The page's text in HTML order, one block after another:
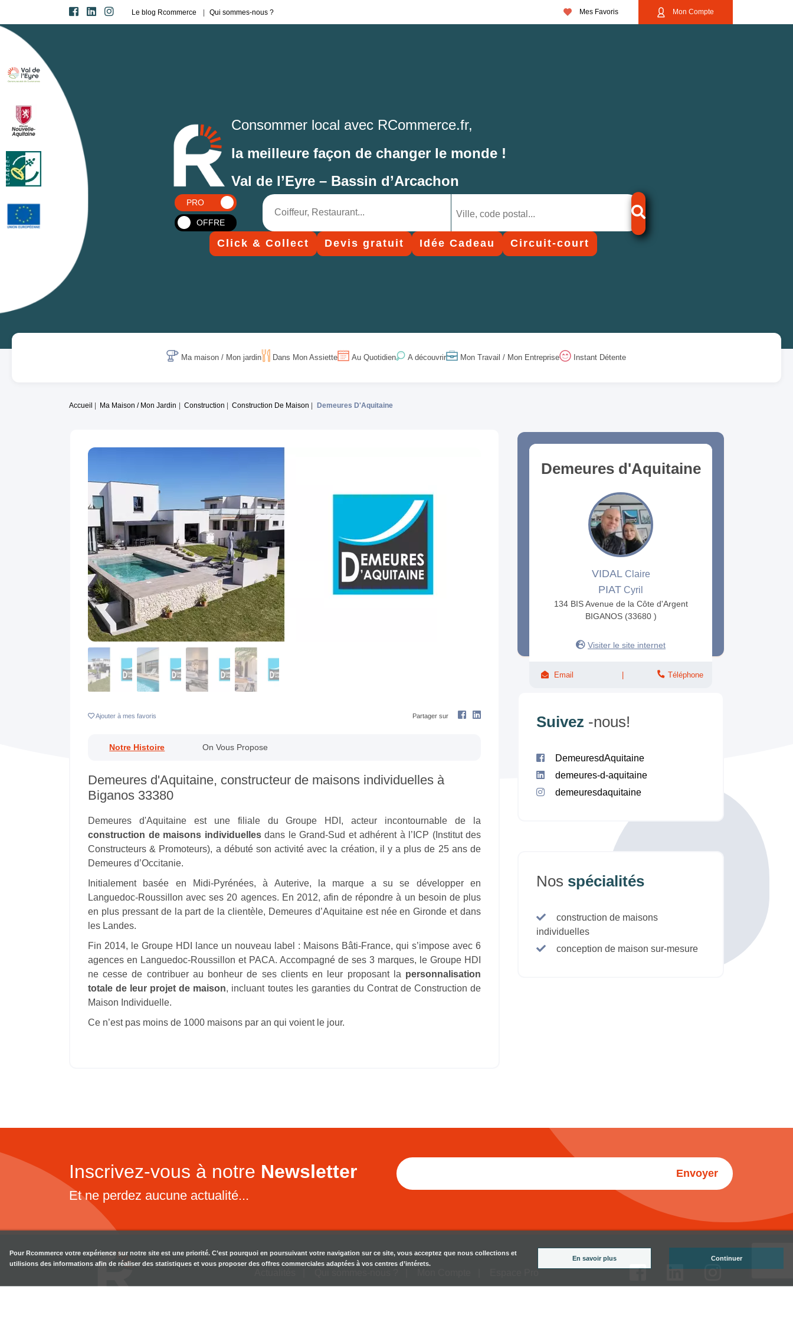
Le blog Rcommerce Qui sommes-nous ? Mes Favoris Mon Compte
Consommer local avec RCommerce.fr,
la meilleure façon de changer le monde !
Val de l’Eyre – Bassin d’Arcachon
PRO
OFFRE
Click & Collect Devis gratuit Idée Cadeau Circuit-court
Ma maison / Mon jardin Dans Mon Assiette Au Quotidien A découvrir Mon Travail / Mon Entreprise Instant Détente
Accueil Ma Maison / Mon Jardin Construction Construction De Maison Demeures D'Aquitaine
Previous
Ajouter à mes favoris Partager sur
Notre Histoire On Vous Propose
Demeures d'Aquitaine, constructeur de maisons individuelles à
Biganos 33380
Demeures d'Aquitaine est une filiale du Groupe HDI, acteur incontournable de la
construction de maisons individuellesdans le Grand-Sud et adhérent à l’ICP (Institut des
Constructeurs & Promoteurs), a débuté son activité avec la création, il y a plus de 25 ans de
Demeures d’Occitanie.
Initialement basée en Midi-Pyrénées, à Auterive, la marque a su se développer en
Languedoc-Roussillon avec ses 20 agences. En 2012, afin de répondre à un besoin de plus
en plus pressant de la part de la clientèle, Demeures d’Aquitaine est née en Gironde et dans
les Landes.
Fin 2014, le Groupe HDI lance un nouveau label : Maisons Bâti-France, qui s’impose avec 6
agences en Languedoc-Roussillon et PACA. Accompagné de ses 3 marques, le Groupe HDI
ne cesse de contribuer au bonheur de ses clients en leur proposant la personnalisation
totale de leur projet de maison, incluant toutes les garanties du Contrat de Construction de
Maison Individuelle.
Ce n’est pas moins de 1000 maisons par an qui voient le jour.
Demeures d'Aquitaine
VIDAL Claire
PIAT Cyril
134 BIS Avenue de la Côte d'Argent
BIGANOS (33680 )
Visiter le site internet
Email Téléphone
Suivez -nous!
DemeuresdAquitaine
demeures-d-aquitaine
demeuresdaquitaine
Nos spécialités
construction de maisons
individuelles
conception de maison sur-mesure
Inscrivez-vous à notre Newsletter
Et ne perdez aucune actualité...
Envoyer
Pour Rcommerce votre expérience sur notre site est une priorité. C’est pourquoi en poursuivant votre navigation sur ce site, vous acceptez que nous collections et
utilisions des informations afin de réaliser des statistiques et vous proposer des offres commerciales adaptées à vos centres d’intérets.
En savoir plus Continuer